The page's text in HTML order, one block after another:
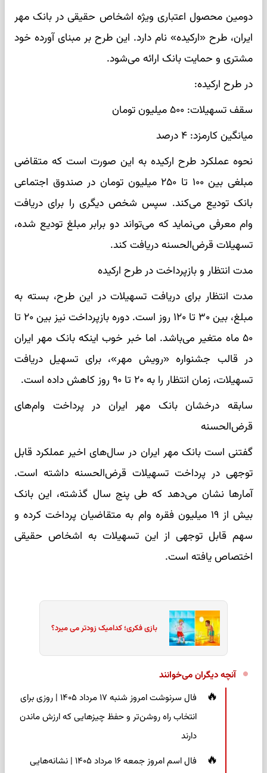
دومین محصول اعتباری ویژه اشخاص حقیقی در بانک مهر
ایران، طرح «ارکیده» نام دارد. این طرح بر مبنای آورده خود
مشتری و حمایت بانک ارائه می‌شود.
در طرح ارکیده:
سقف تسهیلات: ۵۰۰ میلیون تومان
میانگین کارمزد: ۴ درصد
نحوه عملکرد طرح ارکیده به این صورت است که متقاضی
مبلغی بین ۱۰۰ تا ۲۵۰ میلیون تومان در صندوق اجتماعی
بانک تودیع می‌کند. سپس شخص دیگری را برای دریافت
وام معرفی می‌نماید که می‌تواند دو برابر مبلغ تودیع شده،
تسهیلات قرض‌الحسنه دریافت کند.
مدت انتظار و بازپرداخت در طرح ارکیده
مدت انتظار برای دریافت تسهیلات در این طرح، بسته به
مبلغ، بین ۳۰ تا ۱۲۰ روز است. دوره بازپرداخت نیز بین ۲۰ تا
۵۰ ماه متغیر می‌باشد. اما خبر خوب اینکه بانک مهر ایران
در قالب جشنواره «رویش مهر»، برای تسهیل دریافت
تسهیلات، زمان انتظار را به ۲۰ تا ۹۰ روز کاهش داده است.
سابقه درخشان بانک مهر ایران در پرداخت وام‌های
قرض‌الحسنه
گفتنی است بانک مهر ایران در سال‌های اخیر عملکرد قابل
توجهی در پرداخت تسهیلات قرض‌الحسنه داشته است.
آمارها نشان می‌دهد که طی پنج سال گذشته، این بانک
بیش از ۱۹ میلیون فقره وام به متقاضیان پرداخت کرده و
سهم قابل توجهی از این تسهیلات به اشخاص حقیقی
اختصاص یافته است.
بازی فکری؛ کدامیک زودتر می میرد؟
آنچه دیگران می‌خوانند
فال سرنوشت امروز شنبه ۱۷ مرداد ۱۴۰۵ | روزی برای
انتخاب راه روشن‌تر و حفظ چیزهایی که ارزش ماندن
دارند
فال اسم امروز جمعه ۱۶ مرداد ۱۴۰۵ | نشانه‌هایی